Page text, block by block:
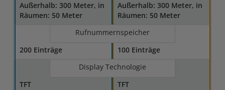
Außerhalb: 300 Meter, in
Räumen: 50 Meter
Außerhalb: 300 Meter, in
Räumen: 50 Meter
Rufnummernspeicher
200 Einträge
100 Einträge
Display Technologie
TFT
TFT